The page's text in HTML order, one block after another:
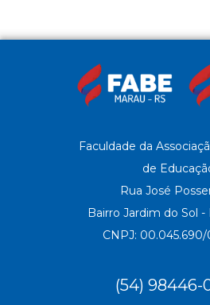
Faculdade da
de
Rua José
Bairro Jardim do Sol -
CNPJ:
(54) 98446-